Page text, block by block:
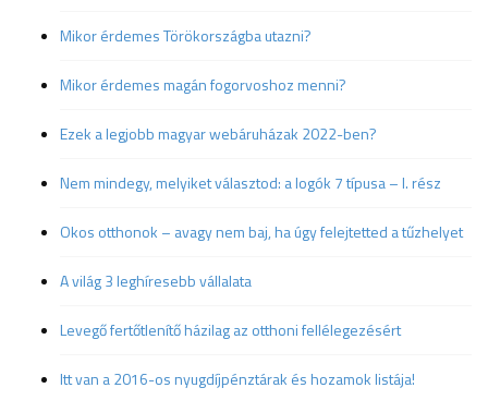
Mikor érdemes Törökországba utazni?
Mikor érdemes magán fogorvoshoz menni?
Ezek a legjobb magyar webáruházak 2022-ben?
Nem mindegy, melyiket választod: a logók 7 típusa – I. rész
Okos otthonok – avagy nem baj, ha úgy felejtetted a tűzhelyet
A világ 3 leghíresebb vállalata
Levegő fertőtlenítő házilag az otthoni fellélegezésért
Itt van a 2016-os nyugdíjpénztárak és hozamok listája!